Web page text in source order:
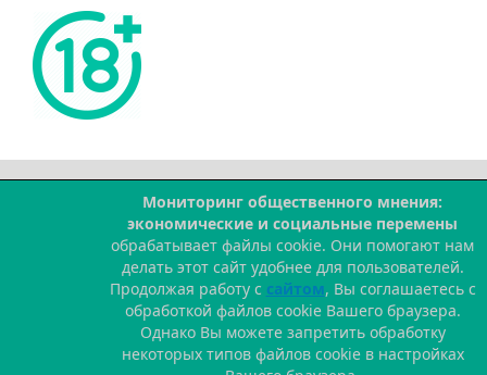
Мониторинг общественного мнения:
экономические и социальные перемены
обрабатывает файлы cookie. Они помогают нам
делать этот сайт удобнее для пользователей.
Продолжая работу с сайтом, Вы соглашаетесь с
обработкой файлов cookie Вашего браузера.
Однако Вы можете запретить обработку
некоторых типов файлов cookie в настройках